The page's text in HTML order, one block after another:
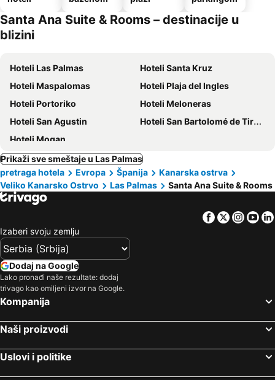
Santa Ana Suite & Rooms – destinacije u
blizini
Hoteli Las Palmas
Hoteli Santa Kruz
Hoteli Maspalomas
Hoteli Plaja del Ingles
Hoteli Portoriko
Hoteli Meloneras
Hoteli San Agustin
Hoteli San Bartolomé de Tirajana
Hoteli Mogan
Prikaži sve smeštaje u Las Palmas
pretraga hotela
Evropa Španija
Kanarska ostrva
Veliko Kanarsko Ostrvo
Las Palmas Santa Ana Suite & Rooms
Facebook
Twitter
Izaberi svoju zemlju
Dodaj na Google
Lako pronađi naše rezultate: dodaj
trivago kao omiljeni izvor na Google.
Kompanija
Naši proizvodi
Uslovi i politike